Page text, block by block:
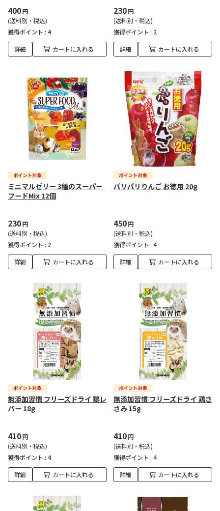
400円
(送料別・税込)
獲得ポイント : 4
詳細 カートに入れる
230円
(送料別・税込)
獲得ポイント : 2
詳細 カートに入れる
ミニマルゼリー 3種のスーパー
フードMix 12個
230円
(送料別・税込)
獲得ポイント : 2
詳細 カートに入れる
パリパリりんご お徳用 20g
450円
(送料別・税込)
獲得ポイント : 4
詳細 カートに入れる
無添加習慣 フリーズドライ 鶏レ
バー 18g
410円
(送料別・税込)
獲得ポイント : 4
詳細 カートに入れる
無添加習慣 フリーズドライ 鶏さ
さみ 15g
410円
(送料別・税込)
獲得ポイント : 4
詳細 カートに入れる